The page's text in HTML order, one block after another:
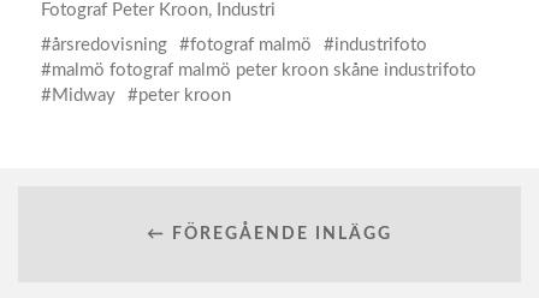
Fotograf Peter Kroon, Industri
årsredovisning
fotograf malmö
industrifoto
malmö fotograf malmö peter kroon skåne industrifoto
Midway
peter kroon
← FÖREGÅENDE INLÄGG